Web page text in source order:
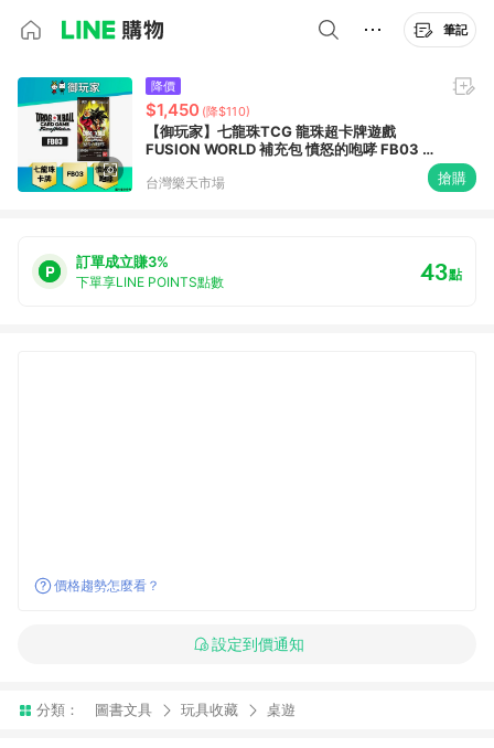
筆記
降價
$1,450 (降$110)
【御玩家】七龍珠TCG 龍珠超卡牌遊戲
FUSION WORLD 補充包 憤怒的咆哮 FB03 日
台灣樂天市場 搶購
訂單成立賺3%
下單享LINE POINTS點數 43點
價格趨勢怎麼看？
設定到價通知
分類： 圖書文具 玩具收藏 桌遊